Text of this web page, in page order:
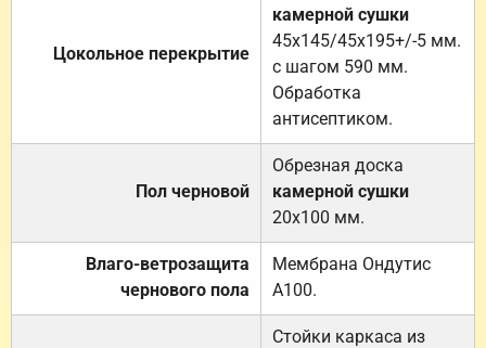
Цокольное перекрытие
камерной сушки
45х145/45х195+/-5 мм.
с шагом 590 мм.
Обработка
антисептиком.
Пол черновой
Обрезная доска
камерной сушки
20х100 мм.
Влаго-ветрозащита
чернового пола
Мембрана Ондутис
А100.
Стойки каркаса из